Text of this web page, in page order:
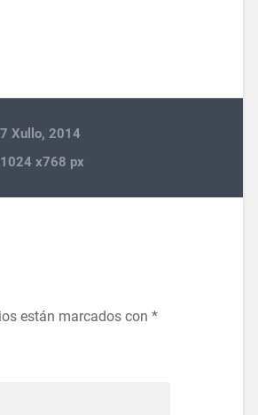
7 Xullo, 2014
1024x768 px
están marcados con *